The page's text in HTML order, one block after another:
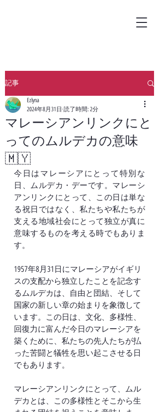
記事
マレーシアンリンクにと
ってのムルデカの意味
🇲🇾
Ezlyna
2024年8月31日 読了時間: 2分
今日はマレーシアにとって特別な
日、ムルデカ・デーです。マレーシ
アンリンクにとって、この日は単な
る祝日ではなく、私たちや私たちが
支える地域社会にとって独立が真に
意味するものを考える時でもありま
す。
1957年8月31日にマレーシアがイギリ
スの支配から独立したことを記念す
るムルデカは、自由と団結、そして
国家の新しい章の始まりを象徴して
います。この日は、文化、多様性、
回復力に富んだ今日のマレーシアを
築くために、私たちの先人たちが払
った苦闘と犠牲を思い起こさせる日
でもあります。
マレーシアンリンクにとって、ムル
デカとは、この多様性とそこから生